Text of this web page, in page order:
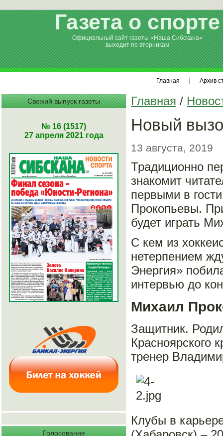
Газета о спорте
Официальный сайт газеты «Наша Сибскана»
выходит по вторникам
Главная Архив
Свежий выпуск газеты
№ 16 (1517)
27 апреля 2021 года
Голосование
Главная /
Новый
13 августа, 2019
Традиционно
знакомит
первыми в
Прокопьевы.
будет играть
С кем из
нетерпением
Энергия»
интервью до
Михаил
Защитник.
Красноярского
тренер
Клубы в